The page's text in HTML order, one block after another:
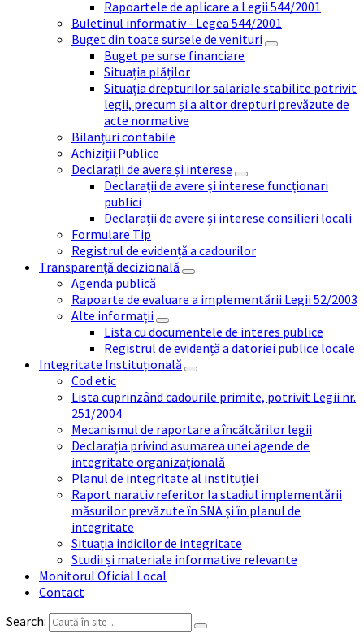
Rapoartele de aplicare a Legii 544/2001
Buletinul informativ - Legea 544/2001
Buget din toate sursele de venituri
Buget pe surse financiare
Situația plăților
Situația drepturilor salariale stabilite potrivit
legii, precum și a altor drepturi prevăzute de
acte normative
Bilanțuri contabile
Achiziții Publice
Declarații de avere și interese
Declarații de avere și interese funcționari
publici
Declarații de avere și interese consilieri locali
Formulare Tip
Registrul de evidență a cadourilor
Transparență decizională
Agenda publică
Rapoarte de evaluare a implementării Legii 52/2003
Alte informații
Lista cu documentele de interes publice
Registrul de evidență a datoriei publice locale
Integritate Instituțională
Cod etic
Lista cuprinzând cadourile primite, potrivit Legii nr.
251/2004
Mecanismul de raportare a încălcărilor legii
Declarația privind asumarea unei agende de
integritate organizațională
Planul de integritate al instituției
Raport narativ referitor la stadiul implementării
măsurilor prevăzute în SNA și în planul de
integritate
Situația indicilor de integritate
Studii și materiale informative relevante
Monitorul Oficial Local
Contact
Search: